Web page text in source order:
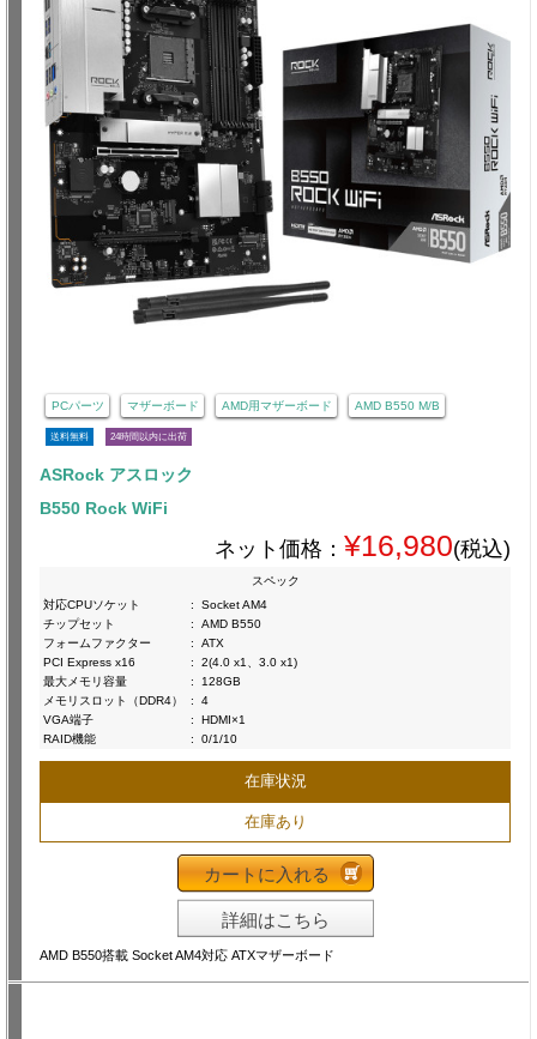
PCパーツ マザーボード AMD用マザーボード AMD B550 M/B
送料無料 24時間以内に出荷
ASRock アスロック
B550 Rock WiFi
ネット価格： ¥16,980(税込)
スペック
対応CPUソケット
:
Socket AM4
チップセット
:
AMD B550
フォームファクター
:
ATX
PCI Express x16
:
2(4.0 x1、3.0 x1)
最大メモリ容量
:
128GB
メモリスロット（DDR4）
:
4
VGA端子
:
HDMI×1
RAID機能
: 0/1/10
在庫状況
在庫あり
カートに入れる
詳細はこちら
AMD B550搭載 Socket AM4対応 ATXマザーボード